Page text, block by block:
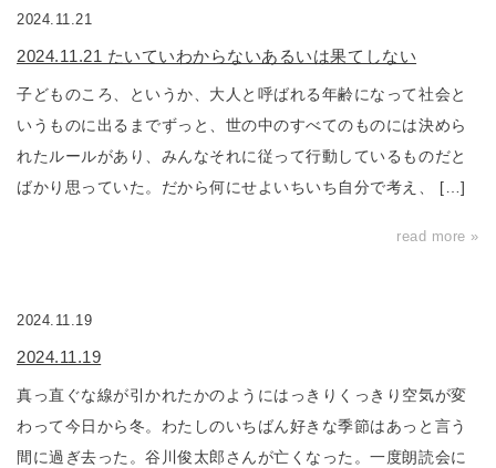
2024.11.21
2024.11.21 たいていわからないあるいは果てしない
子どものころ、というか、大人と呼ばれる年齢になって社会と
いうものに出るまでずっと、世の中のすべてのものには決めら
れたルールがあり、みんなそれに従って行動しているものだと
ばかり思っていた。だから何にせよいちいち自分で考え、 […]
read more »
2024.11.19
2024.11.19
真っ直ぐな線が引かれたかのようにはっきりくっきり空気が変
わって今日から冬。わたしのいちばん好きな季節はあっと言う
間に過ぎ去った。谷川俊太郎さんが亡くなった。一度朗読会に